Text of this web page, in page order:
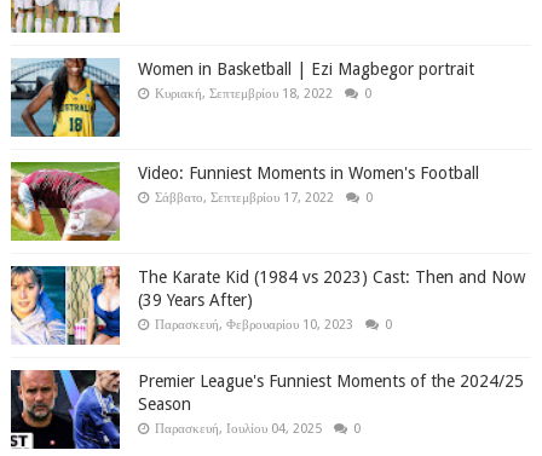
Women in Basketball | Ezi Magbegor portrait
Κυριακή, Σεπτεμβρίου 18, 2022 0
Video: Funniest Moments in Women's Football
Σάββατο, Σεπτεμβρίου 17, 2022 0
The Karate Kid (1984 vs 2023) Cast: Then and Now
(39 Years After)
Παρασκευή, Φεβρουαρίου 10, 2023 0
Premier League's Funniest Moments of the 2024/25
Season
Παρασκευή, Ιουλίου 04, 2025 0